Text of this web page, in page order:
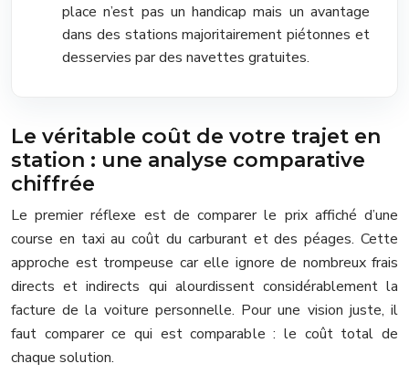
place n’est pas un handicap mais un avantage
dans des stations majoritairement piétonnes et
desservies par des navettes gratuites.
Le véritable coût de votre trajet en
station : une analyse comparative
chiffrée
Le premier réflexe est de comparer le prix affiché d’une
course en taxi au coût du carburant et des péages. Cette
approche est trompeuse car elle ignore de nombreux frais
directs et indirects qui alourdissent considérablement la
facture de la voiture personnelle. Pour une vision juste, il
faut comparer ce qui est comparable : le coût total de
chaque solution.